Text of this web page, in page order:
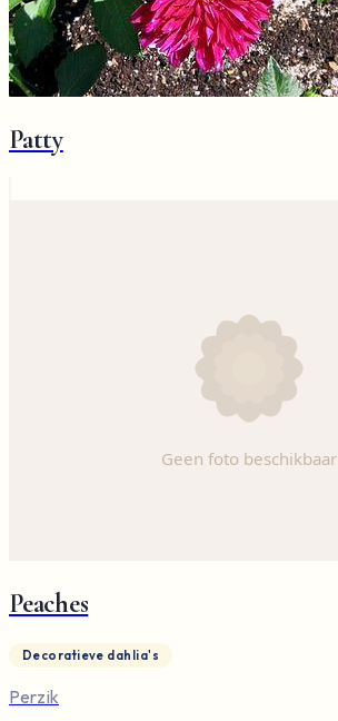
Patty
Peaches
Decoratieve dahlia's
Perzik